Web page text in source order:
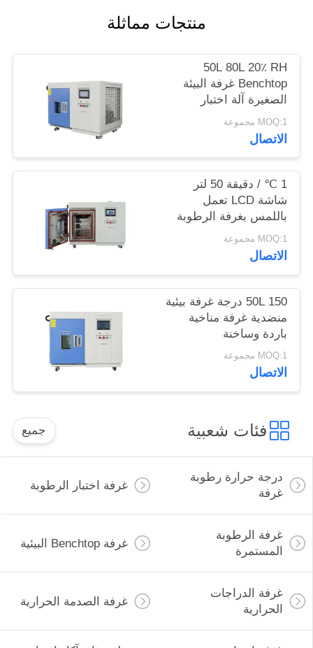
PRIVACY
POLICY
منتجات مماثلة
50L 80L 20٪ RH
Benchtop غرفة البيئة
الصغيرة آلة اختبار
الرطوبة
MOQ:1 مجموعة
الاتصال
1 ℃ / دقيقة 50 لتر
شاشة LCD تعمل
باللمس بغرفة الرطوبة
النسبية الصغيرة
MOQ:1 مجموعة
الاتصال
50L 150 درجة غرفة بيئية
منضدية غرفة مناخية
باردة وساخنة
MOQ:1 مجموعة
الاتصال
فئات شعبية جميع
درجة حرارة رطوبة
غرفة
غرفة اختبار الرطوبة
غرفة الرطوبة
المستمرة
غرفة Benchtop البيئية
غرفة الدراجات
الحرارية
غرفة الصدمة الحرارية